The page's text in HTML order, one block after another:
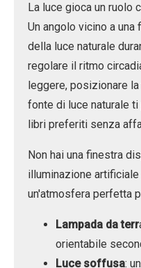
La luce gioca un ruolo
Un angolo vicino a
della luce naturale
regolare il ritmo
leggere, posizionare
fonte di luce naturale
libri preferiti senza
Non hai una finestra
illuminazione
un'atmosfera perfetta
Lampada da terr
orientabile
Luce soffusa: